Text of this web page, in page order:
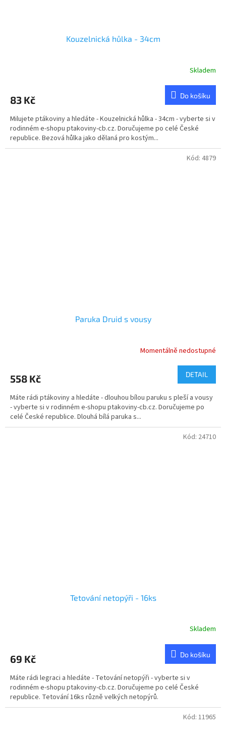
Kouzelnická hůlka - 34cm
Skladem
83 Kč Do košíku
Milujete ptákoviny a hledáte - Kouzelnická hůlka - 34cm - vyberte si v
rodinném e-shopu ptakoviny-cb.cz. Doručujeme po celé České
republice. Bezová hůlka jako dělaná pro kostým...
Paruka Druid s vousy
Momentálně nedostupné
558 Kč DETAIL
Máte rádi ptákoviny a hledáte - dlouhou bílou paruku s pleší a vousy
- vyberte si v rodinném e-shopu ptakoviny-cb.cz. Doručujeme po
celé České republice. Dlouhá bílá paruka s...
Kód: 4879
Tetování netopýři - 16ks
Skladem
69 Kč Do košíku
Máte rádi legraci a hledáte - Tetování netopýři - vyberte si v
rodinném e-shopu ptakoviny-cb.cz. Doručujeme po celé České
republice. Tetování 16ks různě velkých netopýrů.
Kód: 24710
Kód: 11965